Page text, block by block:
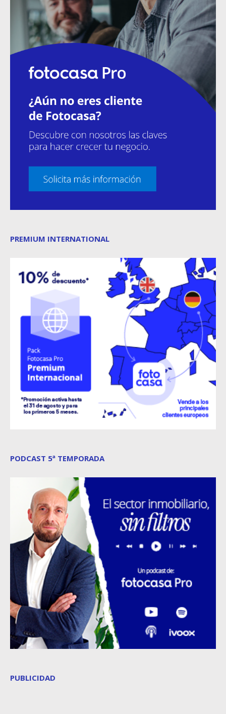
PREMIUM INTERNATIONAL
PODCAST 5ª TEMPORADA
PUBLICIDAD